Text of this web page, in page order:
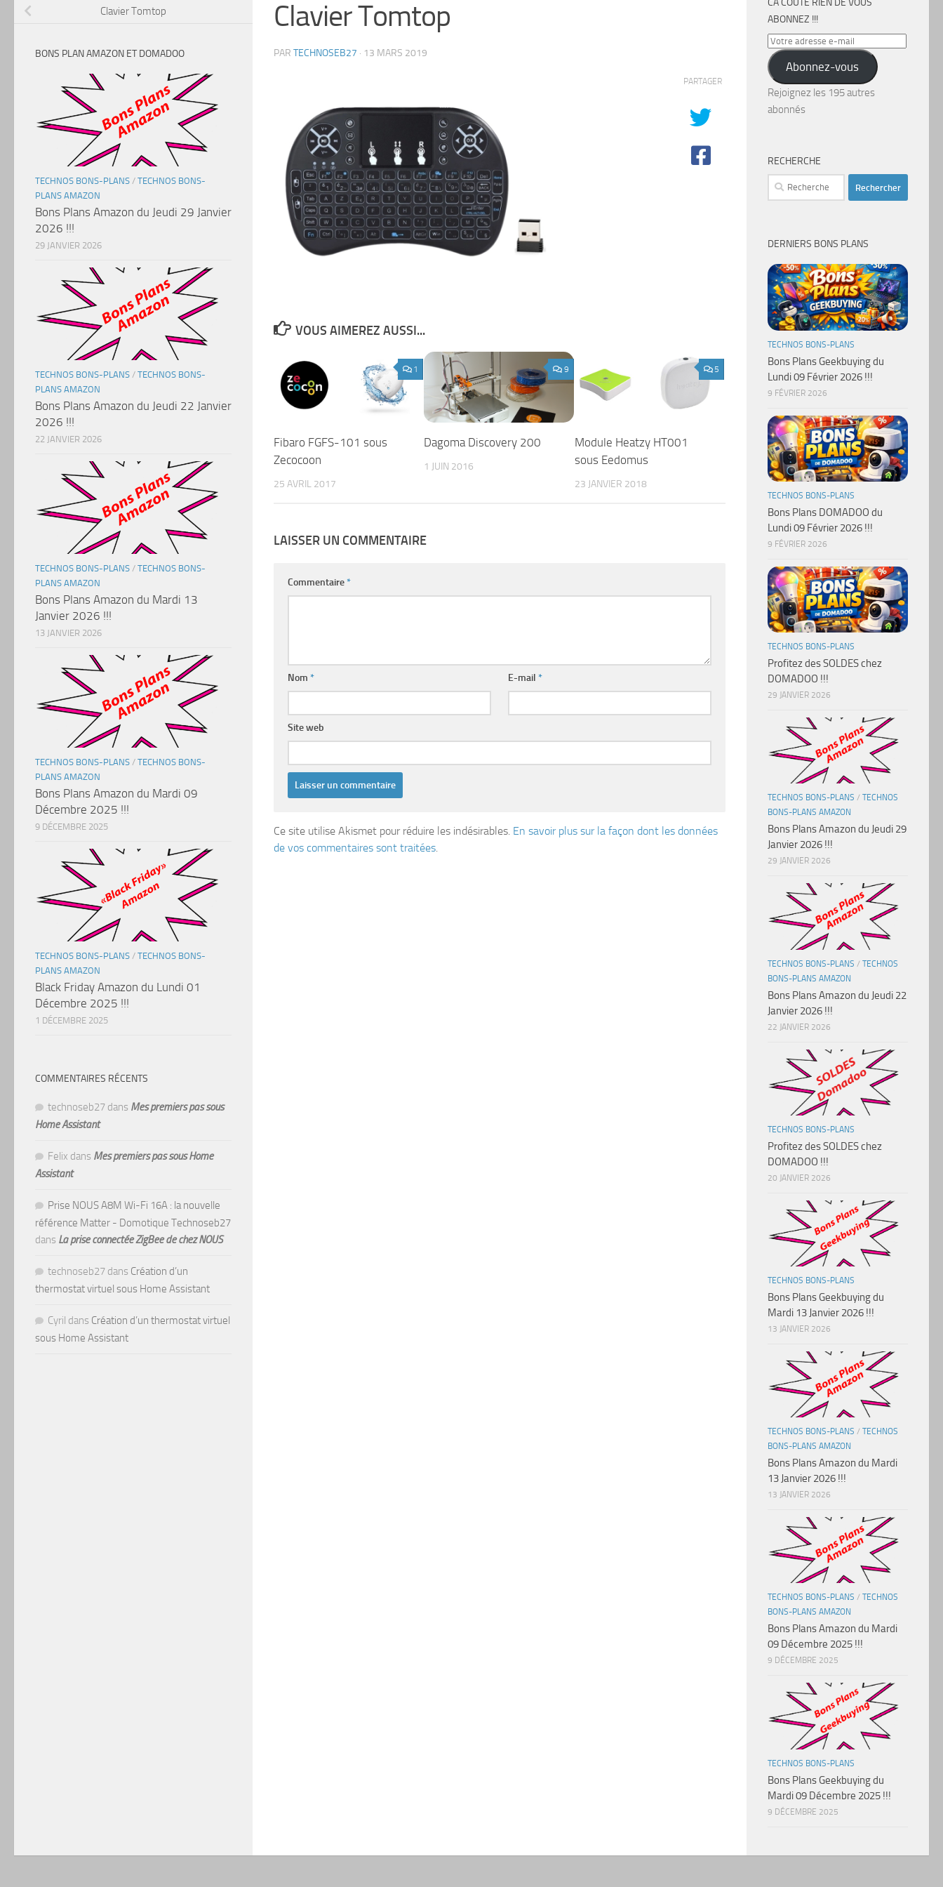
Clavier Tomtop
PAR TECHNOSEB27 · 13 MARS 2019
PARTAGER
VOUS AIMEREZ AUSSI...
1
Fibaro FGFS-101 sous
Zecocoon
25 AVRIL 2017
9
Dagoma Discovery 200
1 JUIN 2016
5
Module Heatzy HT001
sous Eedomus
23 JANVIER 2018
LAISSER UN COMMENTAIRE
Commentaire*
Nom * E-mail*
Site web
Ce site utilise Akismet pour réduire les indésirables. En savoir plus sur la façon dont les données
de vos commentaires sont traitées
Clavier Tomtop
BONS PLAN AMAZON ET DOMADOO
TECHNOS BONS-PLANS / TECHNOS BONS-
PLANS AMAZON
Bons Plans Amazon du Jeudi 29 Janvier
2026 !!!
29 JANVIER 2026
TECHNOS BONS-PLANS / TECHNOS BONS-
PLANS AMAZON
Bons Plans Amazon du Jeudi 22 Janvier
2026 !!!
22 JANVIER 2026
TECHNOS BONS-PLANS / TECHNOS BONS-
PLANS AMAZON
Bons Plans Amazon du Mardi 13
Janvier 2026 !!!
13 JANVIER 2026
TECHNOS BONS-PLANS / TECHNOS BONS-
PLANS AMAZON
Bons Plans Amazon du Mardi 09
Décembre 2025 !!!
9 DÉCEMBRE 2025
TECHNOS BONS-PLANS / TECHNOS BONS-
PLANS AMAZON
Black Friday Amazon du Lundi 01
Décembre 2025 !!!
1 DÉCEMBRE 2025
COMMENTAIRES RÉCENTS
technoseb27 dans Mes premiers pas sous
Home Assistant
Felix dans Mes premiers pas sous Home
Assistant
Prise NOUS A8M Wi-Fi 16A : la nouvelle
référence Matter - Domotique Technoseb27
dans La prise connectée ZigBee de chez NOUS
technoseb27 dans Création d’un
thermostat virtuel sous Home Assistant
Cyril dans Création d’un thermostat virtuel
sous Home Assistant
CA COÛTE RIEN DE VOUS
ABONNEZ !!!
Votre
adresse
e-
mail
Abonnez-vous
Rejoignez les 195 autres
abonnés
RECHERCHE
Rechercher :
DERNIERS BONS PLANS
TECHNOS BONS-PLANS
Bons Plans Geekbuying du
Lundi 09 Février 2026 !!!
9 FÉVRIER 2026
TECHNOS BONS-PLANS
Bons Plans DOMADOO du
Lundi 09 Février 2026 !!!
9 FÉVRIER 2026
TECHNOS BONS-PLANS
Profitez des SOLDES chez
DOMADOO !!!
29 JANVIER 2026
TECHNOS BONS-PLANS / TECHNOS
BONS-PLANS AMAZON
Bons Plans Amazon du Jeudi 29
Janvier 2026 !!!
29 JANVIER 2026
TECHNOS BONS-PLANS / TECHNOS
BONS-PLANS AMAZON
Bons Plans Amazon du Jeudi 22
Janvier 2026 !!!
22 JANVIER 2026
TECHNOS BONS-PLANS
Profitez des SOLDES chez
DOMADOO !!!
20 JANVIER 2026
TECHNOS BONS-PLANS
Bons Plans Geekbuying du
Mardi 13 Janvier 2026 !!!
13 JANVIER 2026
TECHNOS BONS-PLANS / TECHNOS
BONS-PLANS AMAZON
Bons Plans Amazon du Mardi
13 Janvier 2026 !!!
13 JANVIER 2026
TECHNOS BONS-PLANS / TECHNOS
BONS-PLANS AMAZON
Bons Plans Amazon du Mardi
09 Décembre 2025 !!!
9 DÉCEMBRE 2025
TECHNOS BONS-PLANS
Bons Plans Geekbuying du
Mardi 09 Décembre 2025 !!!
9 DÉCEMBRE 2025